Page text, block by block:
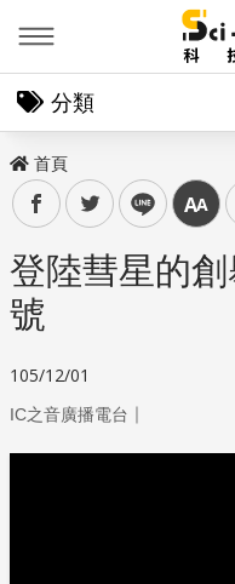
分類
首頁
facebooktwitter line 中
登陸彗星的
號
105/12/01
IC之音廣播電台 ｜